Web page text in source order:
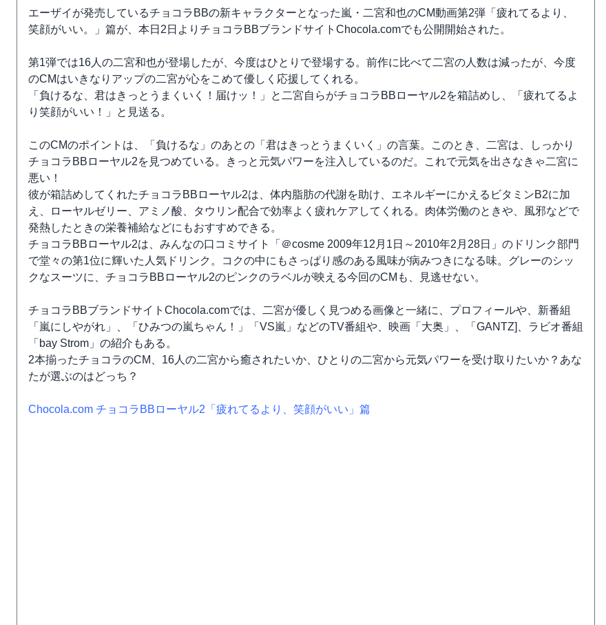
エーザイが発売しているチョコラBBの新キャラクターとなった嵐・二宮和也のCM動画第2弾「疲れてるより、
笑顔がいい。」篇が、本日2日よりチョコラBBブランドサイトChocola.comでも公開開始された。
第1弾では16人の二宮和也が登場したが、今度はひとりで登場する。前作に比べて二宮の人数は減ったが、今度
のCMはいきなりアップの二宮が心をこめて優しく応援してくれる。
「負けるな、君はきっとうまくいく！届けッ！」と二宮自らがチョコラBBローヤル2を箱詰めし、「疲れてるよ
り笑顔がいい！」と見送る。
このCMのポイントは、「負けるな」のあとの「君はきっとうまくいく」の言葉。このとき、二宮は、しっかり
チョコラBBローヤル2を見つめている。きっと元気パワーを注入しているのだ。これで元気を出さなきゃ二宮に
悪い！
彼が箱詰めしてくれたチョコラBBローヤル2は、体内脂肪の代謝を助け、エネルギーにかえるビタミンB2に加
え、ローヤルゼリー、アミノ酸、タウリン配合で効率よく疲れケアしてくれる。肉体労働のときや、風邪などで
発熱したときの栄養補給などにもおすすめできる。
チョコラBBローヤル2は、みんなの口コミサイト「＠cosme 2009年12月1日～2010年2月28日」のドリンク部門
で堂々の第1位に輝いた人気ドリンク。コクの中にもさっぱり感のある風味が病みつきになる味。グレーのシッ
クなスーツに、チョコラBBローヤル2のピンクのラベルが映える今回のCMも、見逃せない。
チョコラBBブランドサイトChocola.comでは、二宮が優しく見つめる画像と一緒に、プロフィールや、新番組
「嵐にしやがれ」、「ひみつの嵐ちゃん！」「VS嵐」などのTV番組や、映画「大奥」、「GANTZ]、ラビオ番組
「bay Strom」の紹介もある。
2本揃ったチョコラのCM、16人の二宮から癒されたいか、ひとりの二宮から元気パワーを受け取りたいか？あな
たが選ぶのはどっち？
Chocola.com チョコラBBローヤル2「疲れてるより、笑顔がいい」篇